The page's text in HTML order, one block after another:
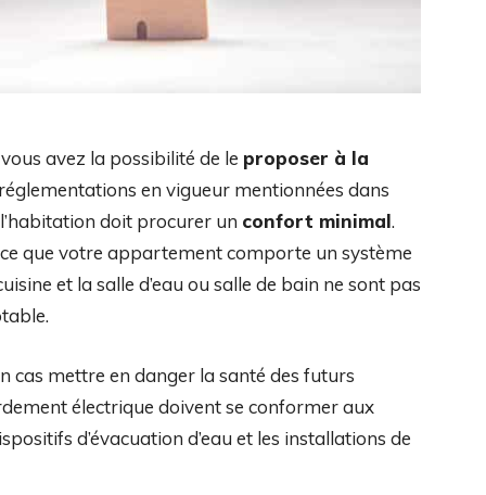
avez la possibilité de le proposer à la
en vigueur mentionnées dans
doit procurer un confort minimal.
que votre appartement comporte un système
et la salle d’eau ou salle de bain ne sont pas
cas mettre en danger la santé des futurs
électrique doivent se conformer aux
d’évacuation d’eau et les installations de